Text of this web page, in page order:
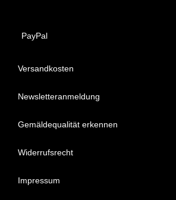
PayPal
Versandkosten
Newsletteranmeldung
Gemäldequalität erkennen
Widerrufsrecht
Impressum